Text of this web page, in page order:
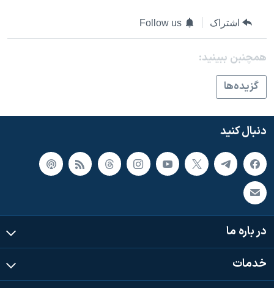
اسرائیل در جنگ
نرگس محمدی برنده جایزه نوبل صلح
همایش محافظه‌کاران آمریکا «سی‌پک»
صفحه‌های ویژه
اشتراک Follow us
همچنبن ببینید:
گزيده‌ها
دنبال کنید
در باره ما
خدمات